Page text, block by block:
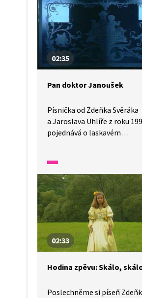
mohli tuto písničku slyšet?
02:35
Pan doktor Janoušek
Písnička od Zdeňka Svěráka
a Jaroslava Uhlíře z roku
pojednává o laskavém
zapomněli nebo ji neznáte
neváhejte si ji pustit,
a následně také zazpívat.
02:33
Hodina zpěvu: Skálo,
Poslechněme si píseň